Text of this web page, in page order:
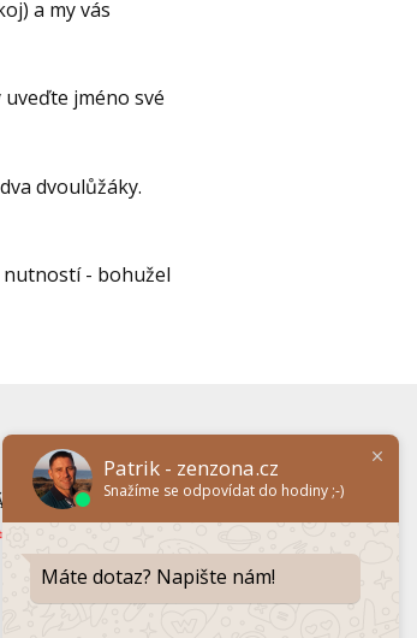
a my vás
jméno své
dvoulůžáky.
- bohužel
ONLINE PLATBY
Patrik - zenzona.cz
Snažíme se odpovídat do hodiny ;-)
Máte dotaz? Napište nám!